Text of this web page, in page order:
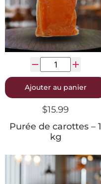
Purée de carottes – 1
kg
$15.99
Ajouter au panier